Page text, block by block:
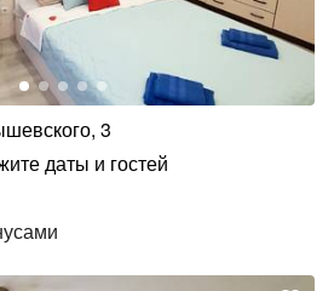
3
даты и гостей